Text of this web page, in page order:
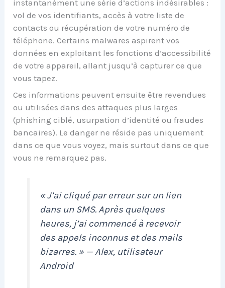
instantanément une série d’actions indésirables :
vol de vos identifiants, accès à votre liste de
contacts ou récupération de votre numéro de
téléphone. Certains malwares aspirent vos
données en exploitant les fonctions d’accessibilité
de votre appareil, allant jusqu’à capturer ce que
vous tapez.
Ces informations peuvent ensuite être revendues
ou utilisées dans des attaques plus larges
(phishing ciblé, usurpation d’identité ou fraudes
bancaires). Le danger ne réside pas uniquement
dans ce que vous voyez, mais surtout dans ce que
vous ne remarquez pas.
« J’ai cliqué par erreur sur un lien
dans un SMS. Après quelques
heures, j’ai commencé à recevoir
des appels inconnus et des mails
bizarres. » — Alex, utilisateur
Android